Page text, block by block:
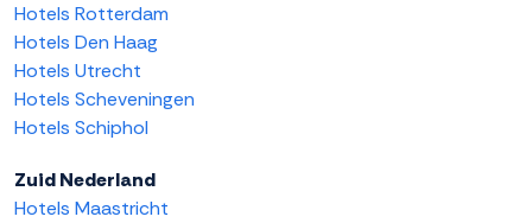
Hotels Rotterdam
Hotels Den Haag
Hotels Utrecht
Hotels Scheveningen
Hotels Schiphol
Zuid Nederland
Hotels Maastricht